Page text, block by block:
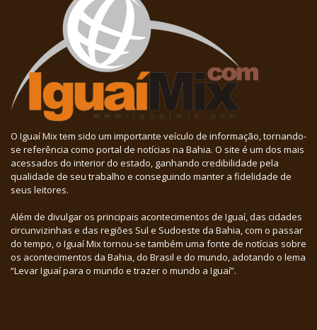
O Iguaí Mix tem sido um importante veículo de informação, tornando-
se referência como portal de notícias na Bahia. O site é um dos mais
acessados do interior do estado, ganhando credibilidade pela
qualidade de seu trabalho e conseguindo manter a fidelidade de
seus leitores.
Além de divulgar os principais acontecimentos de Iguaí, das cidades
circunvizinhas e das regiões Sul e Sudoeste da Bahia, com o passar
do tempo, o Iguaí Mix tornou-se também uma fonte de notícias sobre
os acontecimentos da Bahia, do Brasil e do mundo, adotando o lema
“Levar Iguaí para o mundo e trazer o mundo a Iguaí”.